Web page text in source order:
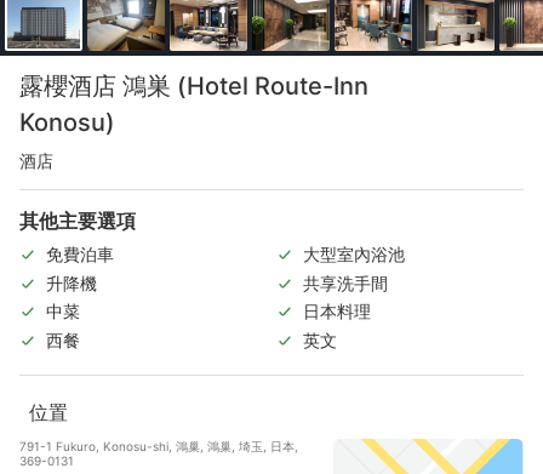
露櫻酒店 鴻巣 (Hotel Route-Inn
Konosu)
酒店
其他主要選項
免費泊車
大型室內浴池
升降機
共享洗手間
中菜
日本料理
西餐
英文
位置
791-1 Fukuro, Konosu-shi, 鴻巢, 鴻巢, 埼玉, 日本,
369-0131